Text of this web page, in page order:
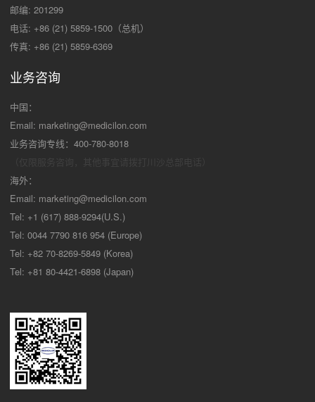
邮编: 201299
电话: +86 (21) 5859-1500（总机）
传真: +86 (21) 5859-6369
业务咨询
中国：
Email: marketing@medicilon.com
业务咨询专线：400-780-8018
海外：
Email: marketing@medicilon.com
Tel: +1 (617) 888-9294(U.S.)
Tel: 0044 7790 816 954 (Europe)
Tel: +82 70-8269-5849 (Korea)
Tel: +81 80-4421-6898 (Japan)